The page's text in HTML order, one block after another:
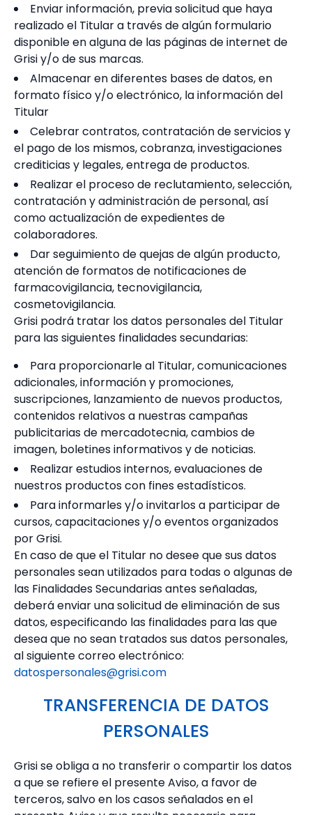
Enviar información, previa solicitud que haya
realizado el Titular a través de algún formulario
disponible en alguna de las páginas de internet de
Grisi y/o de sus marcas.
Almacenar en diferentes bases de datos, en
formato físico y/o electrónico, la información del
Titular
Celebrar contratos, contratación de servicios y
el pago de los mismos, cobranza, investigaciones
crediticias y legales, entrega de productos.
Realizar el proceso de reclutamiento, selección,
contratación y administración de personal, así
como actualización de expedientes de
colaboradores.
Dar seguimiento de quejas de algún producto,
atención de formatos de notificaciones de
farmacovigilancia, tecnovigilancia,
cosmetovigilancia.
Grisi podrá tratar los datos personales del Titular
para las siguientes finalidades secundarias:
Para proporcionarle al Titular, comunicaciones
adicionales, información y promociones,
suscripciones, lanzamiento de nuevos productos,
contenidos relativos a nuestras campañas
publicitarias de mercadotecnia, cambios de
imagen, boletines informativos y de noticias.
Realizar estudios internos, evaluaciones de
nuestros productos con fines estadísticos.
Para informarles y/o invitarlos a participar de
cursos, capacitaciones y/o eventos organizados
por Grisi.
En caso de que el Titular no desee que sus datos
personales sean utilizados para todas o algunas de
las Finalidades Secundarias antes señaladas,
deberá enviar una solicitud de eliminación de sus
datos, especificando las finalidades para las que
desea que no sean tratados sus datos personales,
al siguiente correo electrónico:
datospersonales@grisi.com
TRANSFERENCIA DE DATOS
PERSONALES
Grisi se obliga a no transferir o compartir los datos
a que se refiere el presente Aviso, a favor de
terceros, salvo en los casos señalados en el